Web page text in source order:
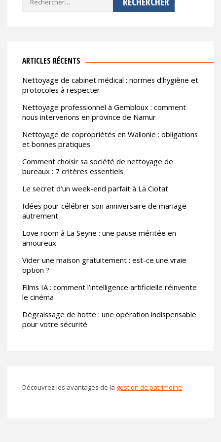
ARTICLES RÉCENTS
Nettoyage de cabinet médical : normes d’hygiène et
protocoles à respecter
Nettoyage professionnel à Gembloux : comment
nous intervenons en province de Namur
Nettoyage de copropriétés en Wallonie : obligations
et bonnes pratiques
Comment choisir sa société de nettoyage de
bureaux : 7 critères essentiels
Le secret d’un week-end parfait à La Ciotat
Idées pour célébrer son anniversaire de mariage
autrement
Love room à La Seyne : une pause méritée en
amoureux
Vider une maison gratuitement : est-ce une vraie
option ?
Films IA : comment l’intelligence artificielle réinvente
le cinéma
Dégraissage de hotte : une opération indispensable
pour votre sécurité
Découvrez les avantages de la gestion de patrimoine